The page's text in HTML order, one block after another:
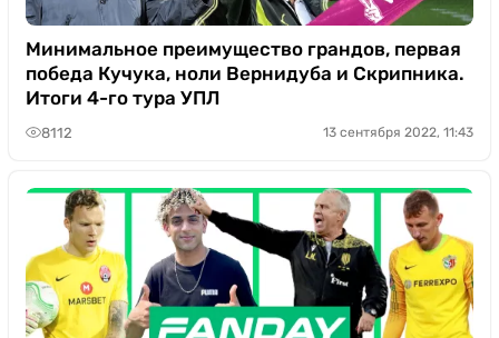
Минимальное преимущество грандов, первая
победа Кучука, ноли Вернидуба и Скрипника.
Итоги 4-го тура УПЛ
8112 13 сентября 2022, 11:43